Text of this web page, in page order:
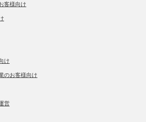
客様向け
け
のお客様向け
営